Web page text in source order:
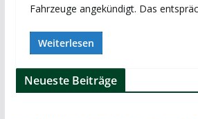
Fahrzeuge angekündigt. Das
Weiterlesen
Neueste Beiträge